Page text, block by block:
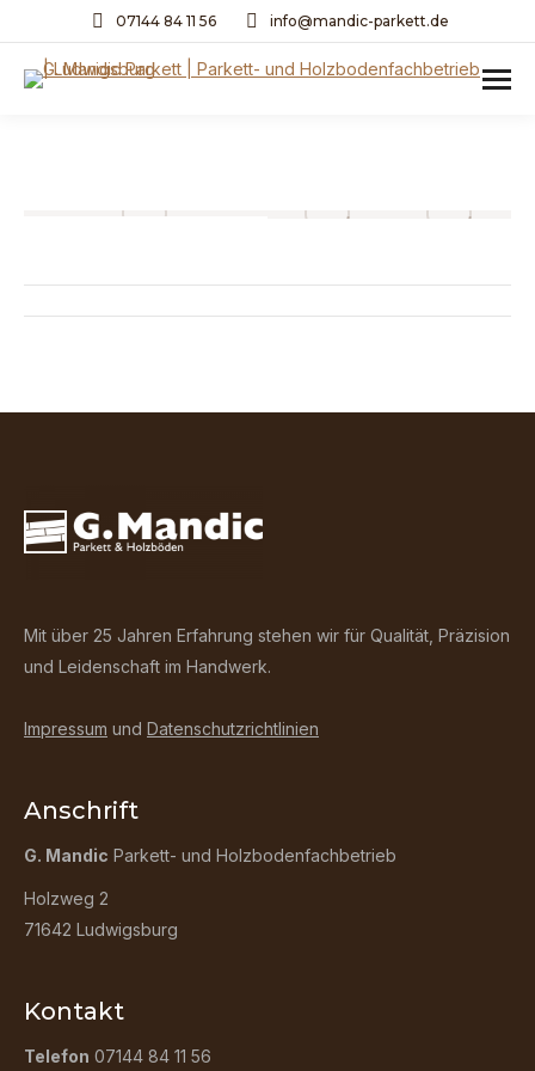
07144 84 11 56 info@mandic-parkett.de
Project
Mit über 25 Jahren Erfahrung stehen wir für Qualität, Präzision
und Leidenschaft im Handwerk.
Impressum und Datenschutzrichtlinien
Anschrift
G. Mandic Parkett- und Holzbodenfachbetrieb
Holzweg 2
71642 Ludwigsburg
Kontakt
Telefon 07144 84 11 56